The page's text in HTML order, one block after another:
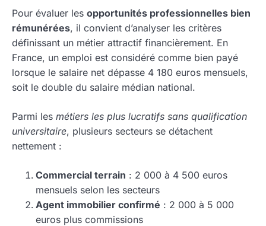
Pour évaluer les opportunités professionnelles bien
rémunérées, il convient d’analyser les critères
définissant un métier attractif financièrement. En
France, un emploi est considéré comme bien payé
lorsque le salaire net dépasse 4 180 euros mensuels,
soit le double du salaire médian national.
Parmi les métiers les plus lucratifs sans qualification
universitaire, plusieurs secteurs se détachent
nettement :
Commercial terrain : 2 000 à 4 500 euros
mensuels selon les secteurs
Agent immobilier confirmé : 2 000 à 5 000
euros plus commissions